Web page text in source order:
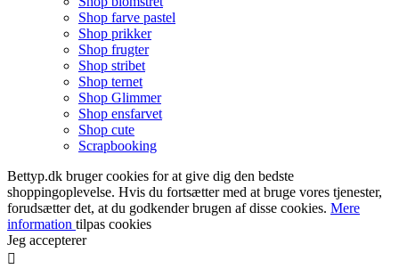
Shop farve pastel
Shop prikker
Shop frugter
Shop stribet
Shop ternet
Shop Glimmer
Shop ensfarvet
Shop cute
Scrapbooking
Bettyp.dk bruger cookies for at give dig den bedste
shoppingoplevelse. Hvis du fortsætter med at bruge vores tjenester,
forudsætter det, at du godkender brugen af disse cookies. Mere
information tilpas cookies
Jeg accepterer
